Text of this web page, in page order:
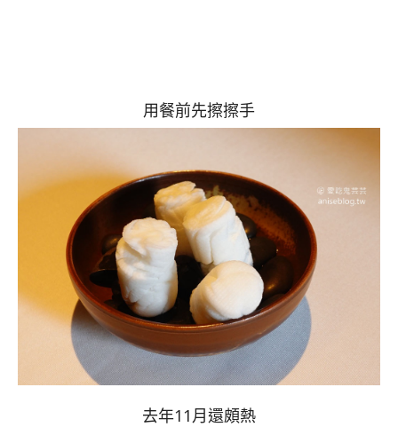
用餐前先擦擦手
去年11月還頗熱